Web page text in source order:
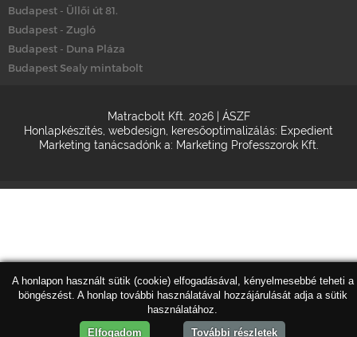
Budapest - Üllői út 81.
Budapest - Zugló
Budapest - Duna Pláza
Budapest Sealy mintabolt
Matracbolt Kft. 2026 | ÁSZF
Honlapkészítés webdesign keresőoptimalizálás: Expedient
Marketing tanácsadónk a: Marketing Professzorok Kft.
A honlapon használt sütik (cookie) elfogadásával, kényelmesebbé teheti a
böngészést. A honlap további használatával hozzájárulását adja a sütik
használatához.
Elfogadom
További részletek